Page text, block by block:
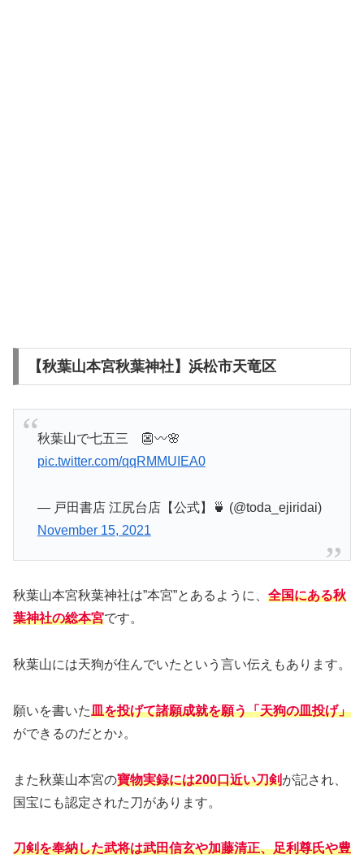
【秋葉山本宮秋葉神社】浜松市天竜区
秋葉山で七五三 👺〰️🌸
pic.twitter.com/qqRMMUIEA0
— 戸田書店 江尻台店【公式】🍵 (@toda_ejiridai)
November 15, 2021
秋葉山本宮秋葉神社は”本宮”とあるように、 全国にある秋
葉神社の総本宮です。
秋葉山には天狗が住んでいたという言い伝えもあります。
願いを書いた皿を投げて諸願成就を願う「天狗の皿投げ」
ができるのだとか♪。
また秋葉山本宮の寶物実録には200口近い刀剣が記され、
国宝にも認定された刀があります。
刀剣を奉納した武将は武田信玄や加藤清正、足利尊氏や豊